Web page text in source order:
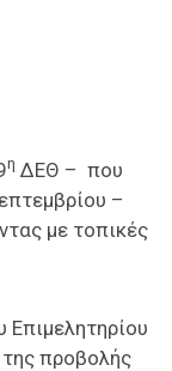
η ΔΕΘ – που
–
με τοπικές
της προβολής